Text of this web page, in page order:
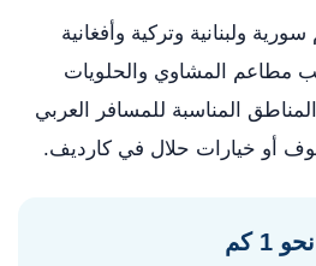
ولبنانية وتركية وأفغانية
مطاعم المشاوي والحلويات
المناسبة للمسافر العربي
أو خيارات حلال في كارديف.
نحو 1 كم